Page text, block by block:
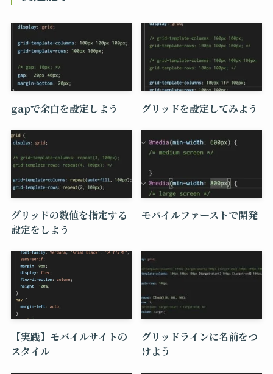
gapで余白を設定しよう グリッドを設定してみよう
グリッドの数値を指定する
設定をしよう
モバイルファーストで開発
【実践】モバイルサイトの
スタイル
グリッドラインに名前をつ
けよう